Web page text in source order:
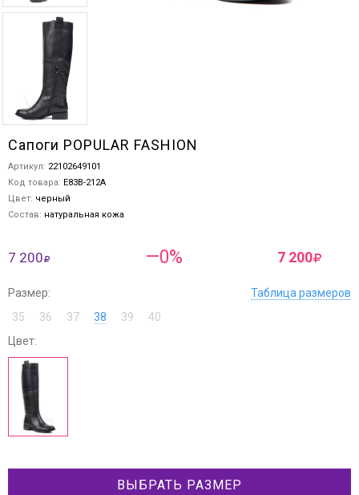
Сапоги POPULAR FASHION
Артикул: 22102649101
Код товара: E83B-212A
Цвет: черный
Состав: натуральная кожа
7 200 —0% 7 200
Размер:
Таблица размеров
35
36 37 38 39
40
Цвет:
ВЫБРАТЬ РАЗМЕР